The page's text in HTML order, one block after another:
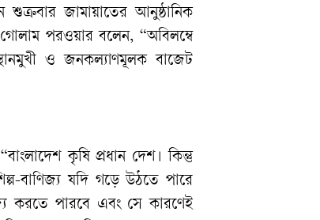
জামায়াতের আনুষ্ঠানিক
পরওয়ার বলেন, “অবিলম্বে
ও জনকল্যাণমূলক বাজেট
কৃষি প্রধান দেশ। কিন্তু
বাণিজ্য যদি গড়ে উঠতে পারে
করতে পারবে এবং সে কারণেই